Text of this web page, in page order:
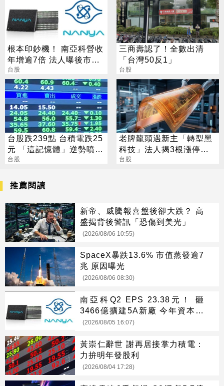
根本印鈔機！ 南亞科營收
年增逾7倍 法人曝後市觀
察4指標
台股
三商壽認了！全數出清
「台灣50反1」
台股
台股跌239點 台積電跌25
元 「這記憶體」逆勢噴
5%
台股
老牌龍頭遇新主「轉型黑
科技」法人揭3根漲停背
後秘辛
台股
推薦閱讀
新帝、威騰報喜盤後卻大跌？ 高
盛揭背後警訊「恐傷到美光」
(2026/08/06 10:55)
SpaceX暴跌13.6% 市值蒸發逾7
兆 原因曝光
(2026/08/06 08:30)
南亞科Q2 EPS 23.38元！ 砸
3466億擴建5A新廠 今年資本支
出增至697億
(2026/08/05 16:07)
黃崇仁辭世 謝再居接掌力積電：
力拚明年發股利
(2026/08/04 17:28)